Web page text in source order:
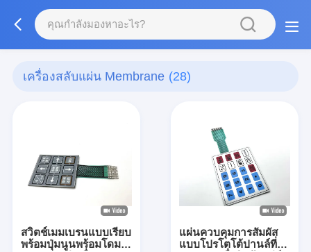
เครื่องสลับแผ่น Membrane (28)
สวิตช์เมมเบรนแบบเรียบ
พร้อมปุ่มนูนพร้อมโดมส
แผ่นควบคุมการสัมผัส
แบบโปรโตโต้ปานล์ที่ไม่